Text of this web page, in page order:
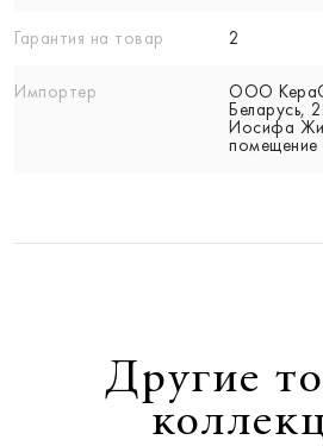
Гарантия на товар 2
Импортер
ООО
Беларусь,
Иосифа
помещение
Другие